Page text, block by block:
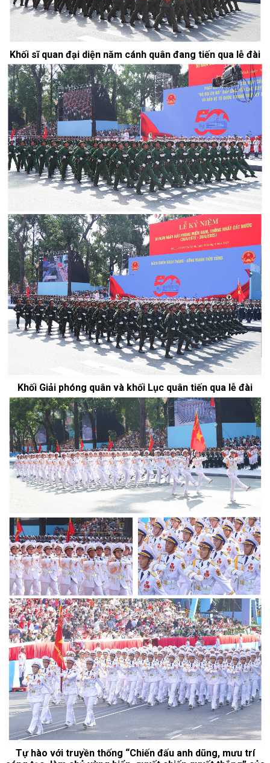
Khối sĩ quan đại diện năm cánh quân đang tiến qua lễ đài
Khối Giải phóng quân và khối Lục quân tiến qua lễ đài
Tự hào với truyền thống “Chiến đấu anh dũng, mưu trí